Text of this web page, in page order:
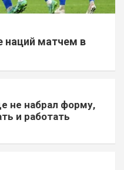
наций матчем в
не набрал форму,
и работать